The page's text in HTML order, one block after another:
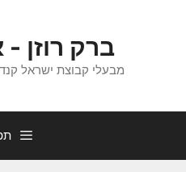
ברק רוזן
מבעלי קבוצת ישראל